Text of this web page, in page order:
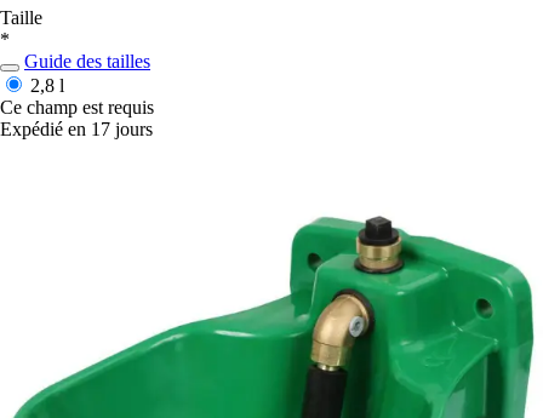
Taille
*
Guide des tailles
2,8 l
Ce champ est requis
Expédié en 17 jours